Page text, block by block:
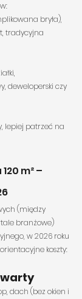
bryła),
tradycyjna
deweloperski czy
lepiej patrzeć na
m² –
(między
branżowe)
w 2026 roku
koszty:
dach (bez okien i